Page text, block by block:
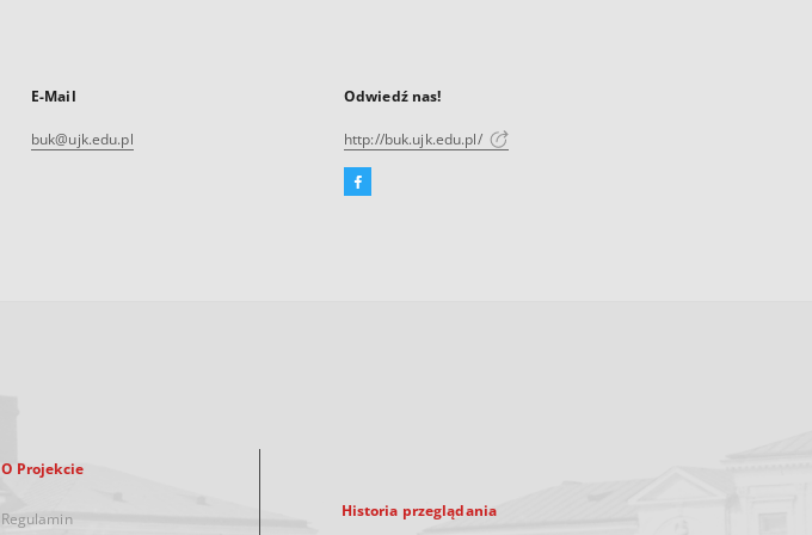
E-Mail
buk@ujk.edu.pl
Odwiedź nas!
http://buk.ujk.edu.pl/
Facebook
O Projekcie
Regulamin Historia przeglądania